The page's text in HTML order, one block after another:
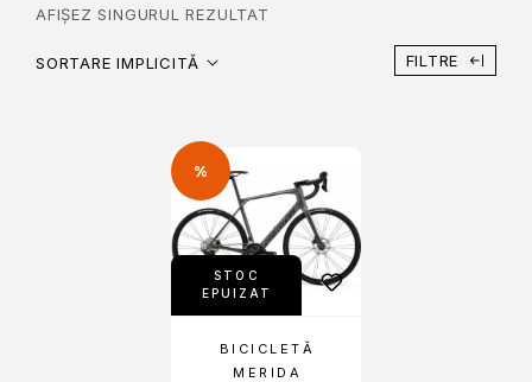
AFIȘEZ SINGURUL REZULTAT
SORTARE IMPLICITĂ FILTRE
%
STOC
EPUIZAT
BICICLETĂ
MERIDA